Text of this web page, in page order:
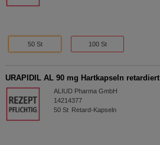
50 St 100 St
URAPIDIL AL 90 mg Hartkapseln retardiert
ALIUD Pharma GmbH
14214377
50 St Retard-Kapseln